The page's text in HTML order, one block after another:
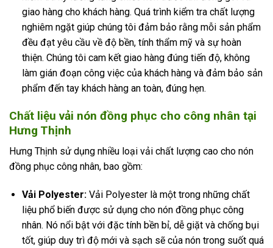
giao hàng cho khách hàng. Quá trình kiểm tra chất lượng
nghiêm ngặt giúp chúng tôi đảm bảo rằng mỗi sản phẩm
đều đạt yêu cầu về độ bền, tính thẩm mỹ và sự hoàn
thiện. Chúng tôi cam kết giao hàng đúng tiến độ, không
làm gián đoạn công việc của khách hàng và đảm bảo sản
phẩm đến tay khách hàng an toàn, đúng hẹn.
Chất liệu vải nón đồng phục cho công nhân tại
Hưng Thịnh
Hưng Thịnh sử dụng nhiều loại vải chất lượng cao cho nón
đồng phục công nhân, bao gồm:
Vải Polyester:Vải Polyester là một trong những chất
liệu phổ biến được sử dụng cho nón đồng phục công
nhân. Nó nổi bật với đặc tính bền bỉ, dễ giặt và chống bụi
tốt, giúp duy trì độ mới và sạch sẽ của nón trong suốt quá